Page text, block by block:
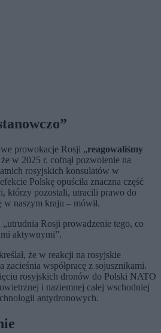
prowokacje Rosji „reagowaliśmy
w 2025 r. cofnął pozwolenie na
rosyjskich konsulatów w
Polskę opuściła znaczna część
którzy pozostali, utracili prawo do
w naszym kraju – mówił.
Rosji prowadzenie tego, co
aktywnymi”.
że w reakcji na rosyjskie
zacieśnia współpracę z sojusznikami.
rosyjskich dronów do Polski NATO
i naziemnej całej wschodniej
antydronowych.